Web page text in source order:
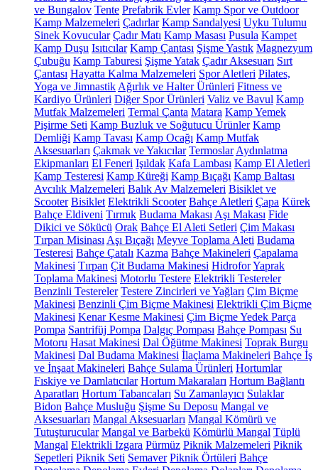
ve Bungalov Tente Prefabrik Evler Kamp Spor ve Outdoor
Kamp Malzemeleri Çadırlar Kamp Sandalyesi Uyku Tulumu
Sinek Kovucular Çadır Matı Kamp Masası Pusula Kampet
Kamp Duşu Isıtıcılar Kamp Çantası Şişme Yastık Magnezyum
Çubuğu Kamp Taburesi Şişme Yatak Çadır Aksesuarı Sırt
Çantası Hayatta Kalma Malzemeleri Spor Aletleri Pilates,
Yoga ve Jimnastik Ağırlık ve Halter Ürünleri Fitness ve
Kardiyo Ürünleri Diğer Spor Ürünleri Valiz ve Bavul Kamp
Mutfak Malzemeleri Termal Çanta Matara Kamp Yemek
Pişirme Seti Kamp Buzluk ve Soğutucu Ürünler Kamp
Demliği Kamp Tavası Kamp Ocağı Kamp Mutfak
Aksesuarları Çakmak ve Yakıcılar Termoslar Aydınlatma
Ekipmanları El Feneri Işıldak Kafa Lambası Kamp El Aletleri
Kamp Testeresi Kamp Küreği Kamp Bıçağı Kamp Baltası
Avcılık Malzemeleri Balık Av Malzemeleri Bisiklet ve
Scooter Bisiklet Elektrikli Scooter Bahçe Aletleri Çapa Kürek
Bahçe Eldiveni Tırmık Budama Makası Aşı Makası Fide
Dikici ve Sökücü Orak Bahçe El Aleti Setleri Çim Makası
Tırpan Misinası Aşı Bıçağı Meyve Toplama Aleti Budama
Testeresi Bahçe Çatalı Kazma Bahçe Makineleri Çapalama
Makinesi Tırpan Çit Budama Makinesi HidroforYaprak
Toplama Makinesi Motorlu Testere Elektrikli Testereler
Benzinli Testereler Testere Zincirleri ve Yağları Çim Biçme
Makinesi Benzinli Çim Biçme Makinesi Elektrikli Çim Biçme
Makinesi Kenar Kesme Makinesi Çim Biçme Yedek Parça
Pompa Santrifüj Pompa Dalgıç Pompası Bahçe Pompası Su
Motoru Hasat Makinesi Dal Öğütme Makinesi Toprak Burgu
Makinesi Dal Budama Makinesi İlaçlama Makineleri Bahçe İş
ve İnşaat Makineleri Bahçe Sulama Ürünleri Hortumlar
Fıskiye ve Damlatıcılar Hortum Makaraları Hortum Bağlantı
Aparatları Hortum Tabancaları Su Zamanlayıcı Sulaklar
Bidon Bahçe Musluğu Şişme Su Deposu Mangal ve
Aksesuarları Mangal Aksesuarları Mangal Kömürü ve
Tutuşturucular Mangal ve Barbekü Kömürlü Mangal Tüplü
Mangal Elektrikli Izgara Pürmüz Piknik Malzemeleri Piknik
Sepetleri Piknik Seti Semaver Piknik Örtüleri Bahçe